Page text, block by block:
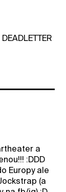
a
:DDD
Europy ale
(a